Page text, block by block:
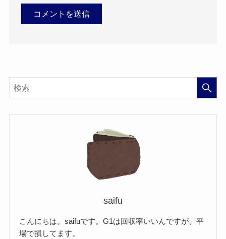
saifu
こんにちは。saifuです。G1は回収率いいんですが、平
場で損してます。